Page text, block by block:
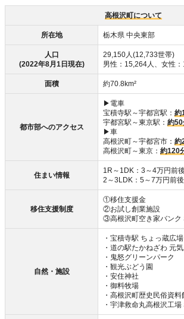
高根沢町について
所在地 栃木県 中央東部
人口
(2022年8月1日現在)
29,150人(12,733世帯)
男性：15,264人、女性：
面積 約70.8km²
都市部へのアクセス
▶電車
宝積寺駅～宇都宮駅： 約
宇都宮駅～東京駅： 約50
▶車
高根沢町～宇都宮市： 約
高根沢町～東京： 約120
住まい情報
1R～1DK：3～4万円前後
2～3LDK：5～7万円前後
移住支援制度
①移住支援金
②お試し創業施設
③高根沢町空き家バンク
自然・施設
・宝積寺駅 ちょっ蔵広場
・道の駅たかねざわ 元
・鬼怒グリーンパーク
・観光ぶどう園
・安住神社
・御料牧場
・高根沢町歴史民俗資料
・宇津救命丸高根沢工場